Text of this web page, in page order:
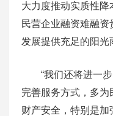
大力度推动实质性
民营企业融资难融资
发展提供充足的阳光
“我们还将进一步
完善服务方式，多
财产安全，特别是加